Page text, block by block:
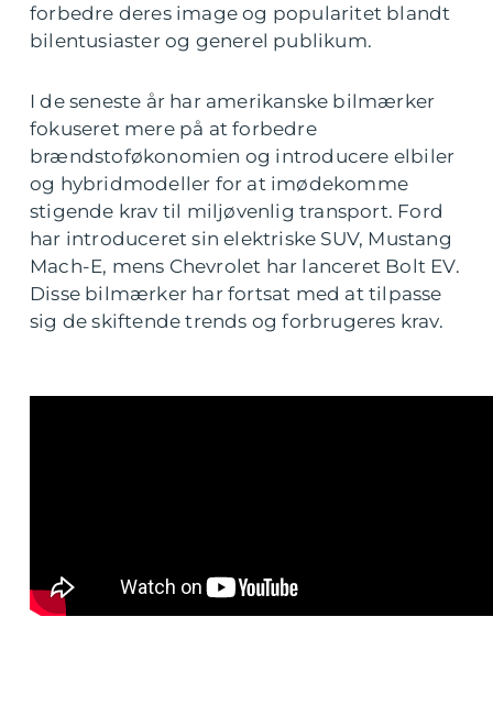
forbedre deres image og popularitet blandt
bilentusiaster og generel publikum.
I de seneste år har amerikanske bilmærker
fokuseret mere på at forbedre
brændstoføkonomien og introducere elbiler
og hybridmodeller for at imødekomme
stigende krav til miljøvenlig transport. Ford
har introduceret sin elektriske SUV, Mustang
Mach-E, mens Chevrolet har lanceret Bolt EV.
Disse bilmærker har fortsat med at tilpasse
sig de skiftende trends og forbrugeres krav.